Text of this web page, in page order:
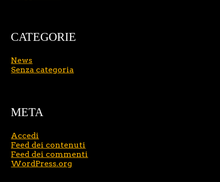
CATEGORIE
News
Senza categoria
META
Accedi
Feed dei contenuti
Feed dei commenti
WordPress.org